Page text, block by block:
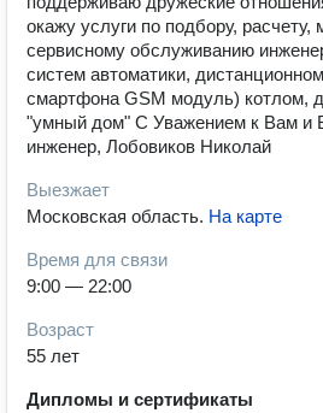
окажу услуги по подбору, расчету,
сервисному обслуживанию
систем автоматики,
смартфона GSM модуль) котлом,
"умный дом" С Уважением к Вам и
инженер, Лобовиков Николай
Выезжает
Московская область. На карте
Время для связи
9:00 — 22:00
Возраст
55 лет
Дипломы и сертификаты